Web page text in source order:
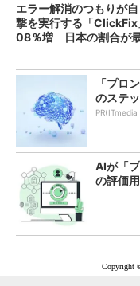
エラー解消のつもりが
撃を実行する「ClickFix
08％増 日本の割合が
「プロ
のステ
AIが「
の評価
Copyright